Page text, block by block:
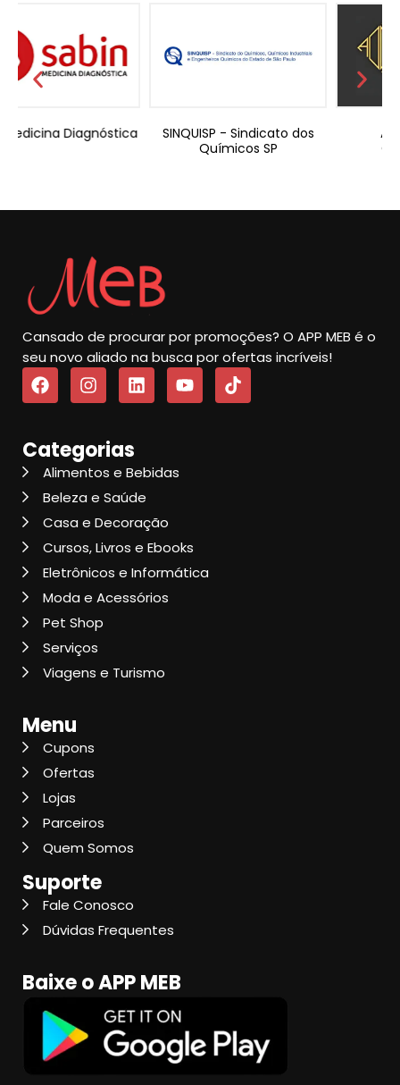
SINQUISP - Sindicato dos
Adde Valorem
Contabilidade
Cansado de procurar por promoções? O APP MEB é o
seu novo aliado na busca por ofertas incríveis!
Categorias
Alimentos e Bebidas
Beleza e Saúde
Casa e Decoração
Cursos, Livros e Ebooks
Eletrônicos e Informática
Moda e Acessórios
Pet Shop
Serviços
Viagens e Turismo
Menu
Cupons
Ofertas
Lojas
Parceiros
Quem Somos
Suporte
Fale Conosco
Dúvidas Frequentes
Baixe o APP MEB